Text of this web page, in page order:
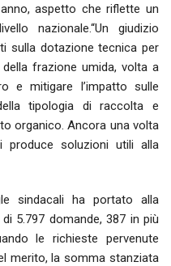
aspetto che riflette un
nazionale.“Un giudizio
sulla dotazione tecnica per
frazione umida, volta a
e mitigare l’impatto sulle
tipologia di raccolta e
organico. Ancora una volta
soluzioni utili alla
sindacali ha portato alla
5.797 domande, 387 in più
le richieste pervenute
merito, la somma stanziata